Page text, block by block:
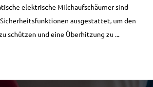
Der Einsatz eines multifunktionalen
Nagelmaniküregeräts kann Nagelprofis mehrere
Vorteile bieten: 1. Effizienz: